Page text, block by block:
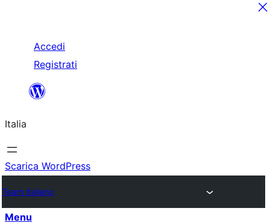
contenuto
Accedi
Registrati
Italia
Scarica WordPress
Team italiano
Menu